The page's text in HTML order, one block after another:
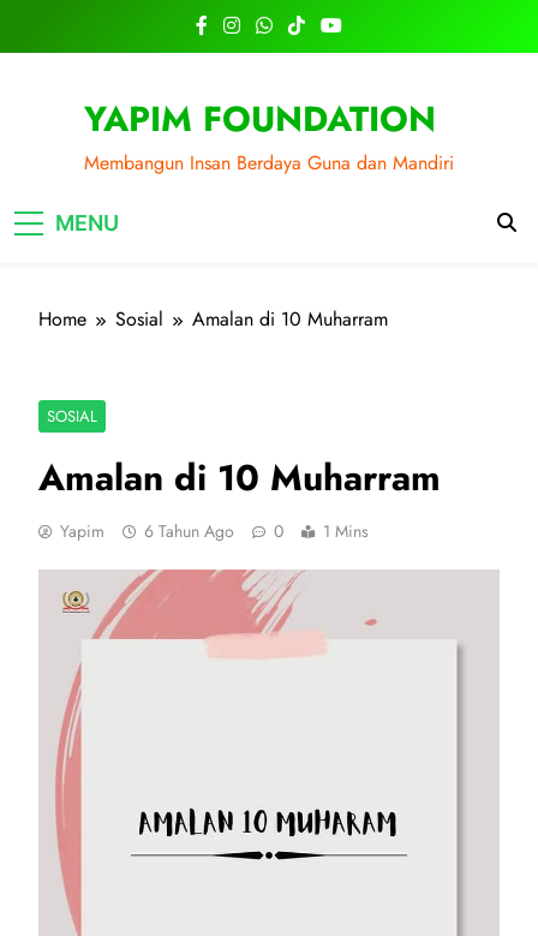
YAPIM FOUNDATION
Membangun Insan Berdaya Guna dan Mandiri
MENU
Home Sosial Amalan di 10 Muharram
SOSIAL
Amalan di 10 Muharram
Yapim 6 Tahun Ago 0 1 Mins